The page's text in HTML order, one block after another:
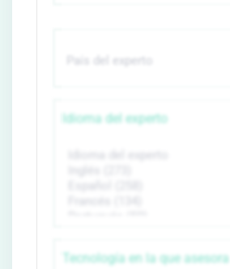
Idioma del experto
Tecnología en la que asesora